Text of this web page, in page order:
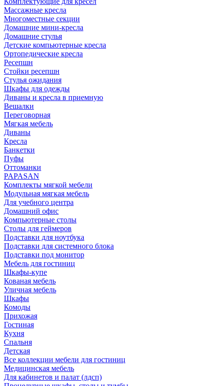
Массажные кресла
Многоместные секции
Домашние мини-кресла
Домашние стулья
Детские компьютерные кресла
Ортопедические кресла
Ресепшн
Стойки ресепшн
Стулья ожидания
Шкафы для одежды
Диваны и кресла в приемную
Вешалки
Переговорная
Мягкая мебель
Диваны
Кресла
Банкетки
Пуфы
Оттоманки
PAPASAN
Комплекты мягкой мебели
Модульная мягкая мебель
Для учебного центра
Домашний офис
Компьютерные столы
Столы для геймеров
Подставки для ноутбука
Подставки для системного блока
Подставки под монитор
Мебель для гостиниц
Шкафы-купе
Кованая мебель
Уличная мебель
Шкафы
Комоды
Прихожая
Гостиная
Кухня
Спальня
Детская
Все коллекции мебели для гостиниц
Медицинская мебель
Для кабинетов и палат (лдсп)